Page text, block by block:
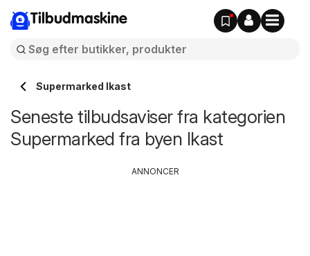
Tilbudmaskine
Supermarked Ikast
Seneste tilbudsaviser fra kategorien
Supermarked fra byen Ikast
ANNONCER